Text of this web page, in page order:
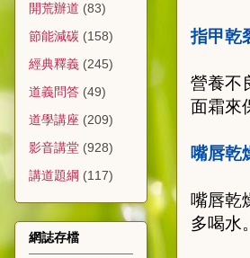
指甲乾
營養不
面霜來
嘴唇乾
嘴唇乾
多喝水。
開荒辦道 (83)
節能減碳 (158)
經典釋義 (245)
道義問答 (49)
道學講座 (209)
影音講堂 (928)
講道題綱 (117)
網誌存檔